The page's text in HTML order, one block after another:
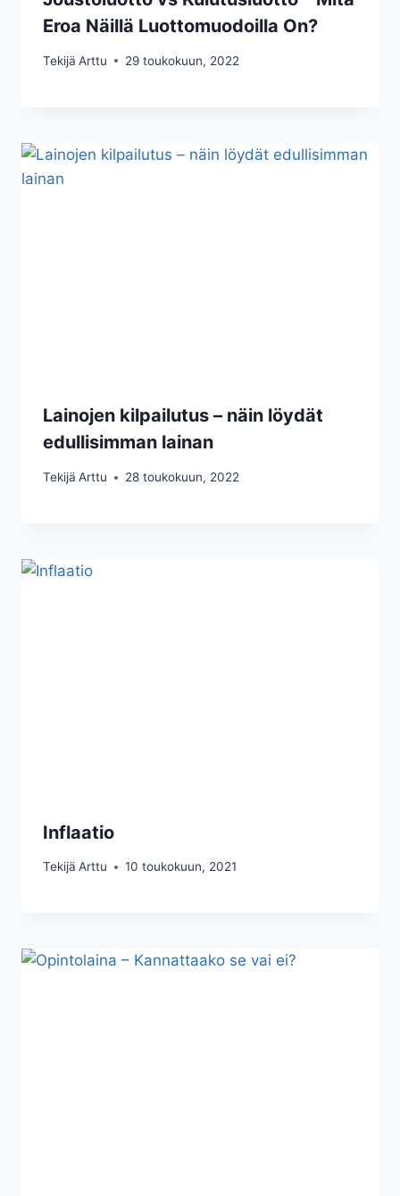
Eroa Näillä Luottomuodoilla On?
Tekijä Arttu 29 toukokuun, 2022
Lainojen kilpailutus – näin löydät
edullisimman lainan
Tekijä Arttu 28 toukokuun, 2022
Inflaatio
Tekijä Arttu 10 toukokuun, 2021